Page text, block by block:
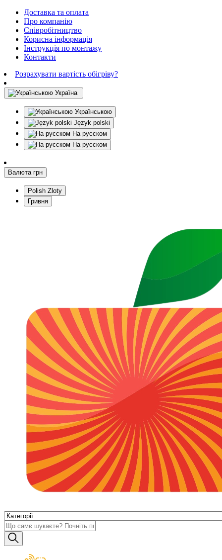
Доставка та оплата
Про компанію
Співробітництво
Корисна інформація
Інструкція по монтажу
Контакти
Розрахувати вартість обігріву?
Україна
Українською
Język polski
На русском
На русском
Валюта грн
Polish Zloty
Гривня